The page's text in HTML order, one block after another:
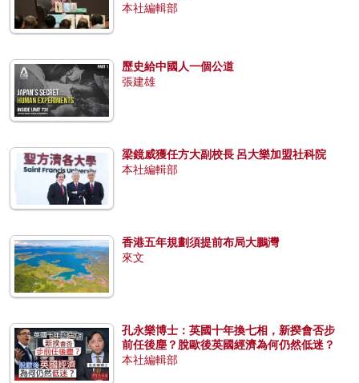
本社編輯部
歷史給中國人一個公道
張建雄
梁鏡威獲任方大副校長 呂大樂加盟社科院
本社編輯部
香港五年規劃須提前布局大鵬灣
來文
孔永樂博士：英國十年換七相，新揆會否步
前任後塵？脫歐後英國經濟為何仍然低迷？
本社編輯部